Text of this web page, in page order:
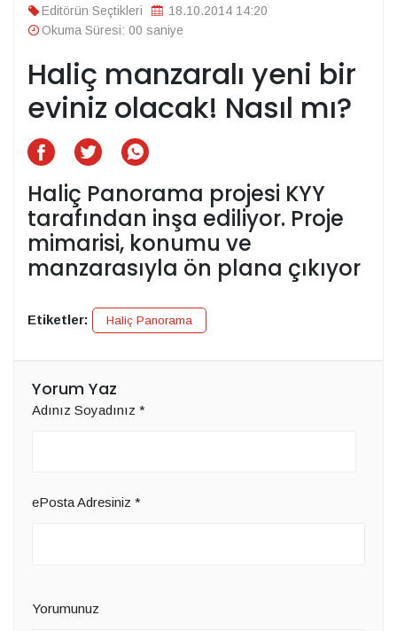
Editörün Seçtikleri
18.10.2014 14:20
Okuma Süresi: 00 saniye
Haliç manzaralı yeni bir
eviniz olacak! Nasıl mı?
Haliç Panorama projesi KYY
tarafından inşa ediliyor. Proje
mimarisi, konumu ve
manzarasıyla ön plana çıkıyor
Etiketler: Haliç Panorama
Yorum Yaz
Adınız Soyadınız *
ePosta Adresiniz *
Yorumunuz